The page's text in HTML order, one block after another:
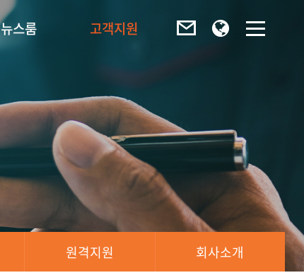
뉴스룸 고객지원
원격지원 회사소개